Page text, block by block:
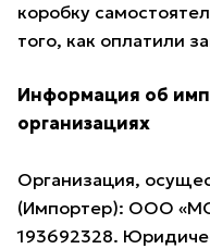
коробку
того, как оплатили
Информация об
организациях
Организация,
(Импортер): ООО
193692328.